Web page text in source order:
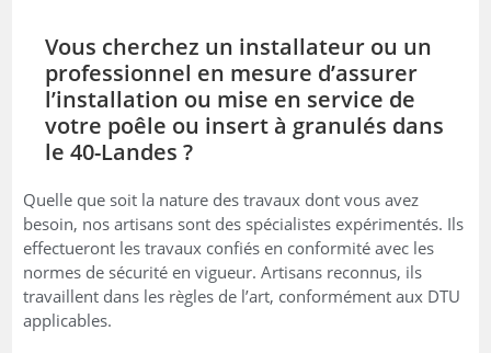
Vous cherchez un installateur ou un
professionnel en mesure d’assurer
l’installation ou mise en service de
votre poêle ou insert à granulés dans
le 40-Landes ?
Quelle que soit la nature des travaux dont vous avez
besoin, nos artisans sont des spécialistes expérimentés. Ils
effectueront les travaux confiés en conformité avec les
normes de sécurité en vigueur. Artisans reconnus, ils
travaillent dans les règles de l’art, conformément aux DTU
applicables.